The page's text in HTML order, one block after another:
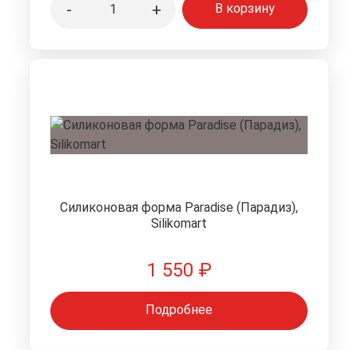
- + В корзину
Силиконовая форма Paradise (Парадиз),
Silikomart
1 550 ₽
Подробнее